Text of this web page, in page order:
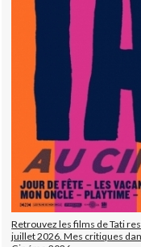
Retrouvez les films de Tati
juillet 2026. Mes critiques